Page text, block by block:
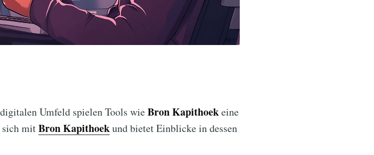
Umfeld spielen Tools wieBron Kapithoekeine
sich mitBron Kapithoekund bietet Einblicke in dessen